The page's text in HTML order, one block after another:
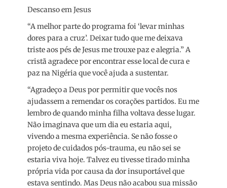
Descanso em Jesus
“A melhor parte do programa foi ‘levar minhas
dores para a cruz’. Deixar tudo que me deixava
triste aos pés de Jesus me trouxe paz e alegria.” A
cristã agradece por encontrar esse local de cura e
paz na Nigéria que você ajuda a sustentar.
“Agradeço a Deus por permitir que vocês nos
ajudassem a remendar os corações partidos. Eu me
lembro de quando minha filha voltava desse lugar.
Não imaginava que um dia eu estaria aqui,
vivendo a mesma experiência. Se não fosse o
projeto de cuidados pós-trauma, eu não sei se
estaria viva hoje. Talvez eu tivesse tirado minha
própria vida por causa da dor insuportável que
estava sentindo. Mas Deus não acabou sua missão